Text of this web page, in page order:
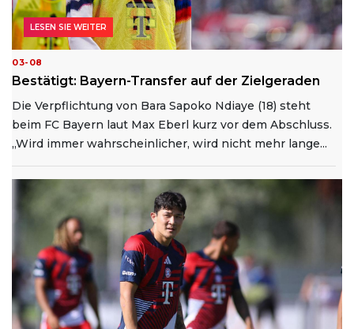
03-08
Bestätigt: Bayern-Transfer auf der Zielgeraden
Die Verpflichtung von Bara Sapoko Ndiaye (18) steht
beim FC Bayern laut Max Eberl kurz vor dem Abschluss.
„Wird immer wahrscheinlicher, wird nicht mehr lange...
LESEN SIE WEITER